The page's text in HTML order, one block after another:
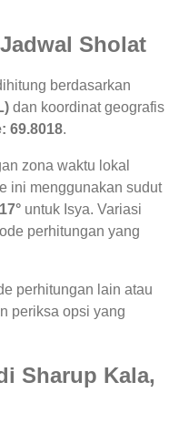
Sholat
berdasarkan
dan koordinat geografis
69.8018.
zona waktu lokal
ini menggunakan sudut
17° untuk Isya. Variasi
perhitungan yang
perhitungan lain atau
periksa opsi yang
Sharup Kala,